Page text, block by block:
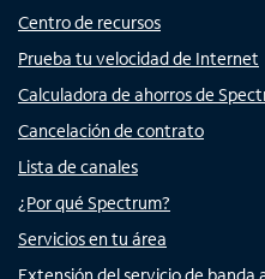
Centro de recursos
Prueba tu velocidad de Internet
Calculadora de ahorros de
Cancelación de contrato
Lista de canales
¿Por qué Spectrum?
Servicios en tu área